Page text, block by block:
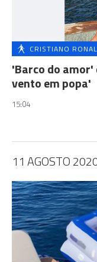
CRISTIANO
'Barco do amor'
vento em popa'
15:04
11 AGOSTO